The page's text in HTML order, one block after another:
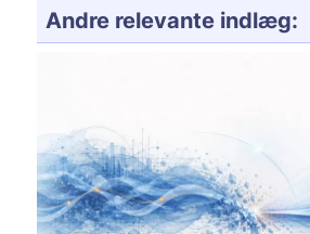
Andre relevante indlæg: